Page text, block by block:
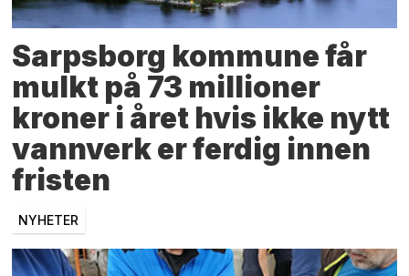
Sarpsborg kommune får
mulkt på 73 millioner
kroner i året hvis ikke nytt
vannverk er ferdig innen
fristen
NYHETER